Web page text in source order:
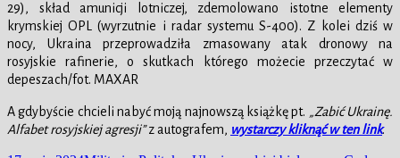
29), skład amunicji lotniczej, zdemolowano istotne elementy
krymskiej OPL (wyrzutnie i radar systemu S-400). Z kolei dziś w
nocy, Ukraina przeprowadziła zmasowany atak dronowy na
rosyjskie rafinerie, o skutkach którego możecie przeczytać w
depeszach/fot. MAXAR
A gdybyście chcieli nabyć moją najnowszą książkę pt. „Zabić Ukrainę.
Alfabet rosyjskiej agresji”z autografem, wystarczy kliknąć w ten link.